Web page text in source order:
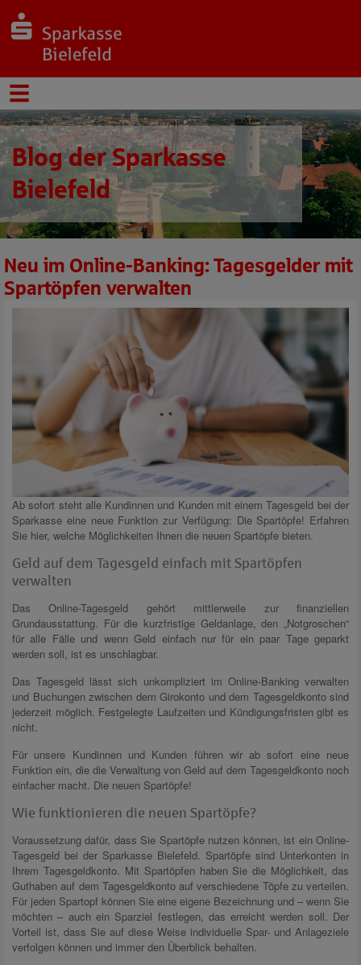
Blog der Sparkasse
Bielefeld
Neu im Online-Banking: Tagesgelder mit
Spartöpfen verwalten
Ab sofort steht alle Kundinnen und Kunden mit einem Tagesgeld bei der
Sparkasse eine neue Funktion zur Verfügung: Die Spartöpfe! Erfahren
Sie hier, welche Möglichkeiten Ihnen die neuen Spartöpfe bieten.
Geld auf dem Tagesgeld einfach mit Spartöpfen
verwalten
Das Online-Tagesgeld gehört mittlerweile zur finanziellen
Grundausstattung. Für die kurzfristige Geldanlage, den „Notgroschen“
für alle Fälle und wenn Geld einfach nur für ein paar Tage geparkt
werden soll, ist es unschlagbar.
Das Tagesgeld lässt sich unkompliziert im Online-Banking verwalten
und Buchungen zwischen dem Girokonto und dem Tagesgeldkonto sind
jederzeit möglich. Festgelegte Laufzeiten und Kündigungsfristen gibt es
nicht.
Für unsere Kundinnen und Kunden führen wir ab sofort eine neue
Funktion ein, die die Verwaltung von Geld auf dem Tagesgeldkonto noch
einfacher macht. Die neuen Spartöpfe!
Wie funktionieren die neuen Spartöpfe?
Voraussetzung dafür, dass Sie Spartöpfe nutzen können, ist ein Online-
Tagesgeld bei der Sparkasse Bielefeld. Spartöpfe sind Unterkonten in
Ihrem Tagesgeldkonto. Mit Spartöpfen haben Sie die Möglichkeit, das
Guthaben auf dem Tagesgeldkonto auf verschiedene Töpfe zu verteilen.
Für jeden Spartopf können Sie eine eigene Bezeichnung und – wenn Sie
möchten – auch ein Sparziel festlegen, das erreicht werden soll. Der
Vorteil ist, dass Sie auf diese Weise individuelle Spar- und Anlageziele
verfolgen können und immer den Überblick behalten.